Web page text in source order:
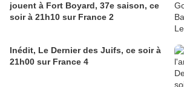
jouent à Fort Boyard, 37e saison, ce
soir à 21h10 sur France 2
Inédit, Le Dernier des Juifs, ce soir à
21h00 sur France 4